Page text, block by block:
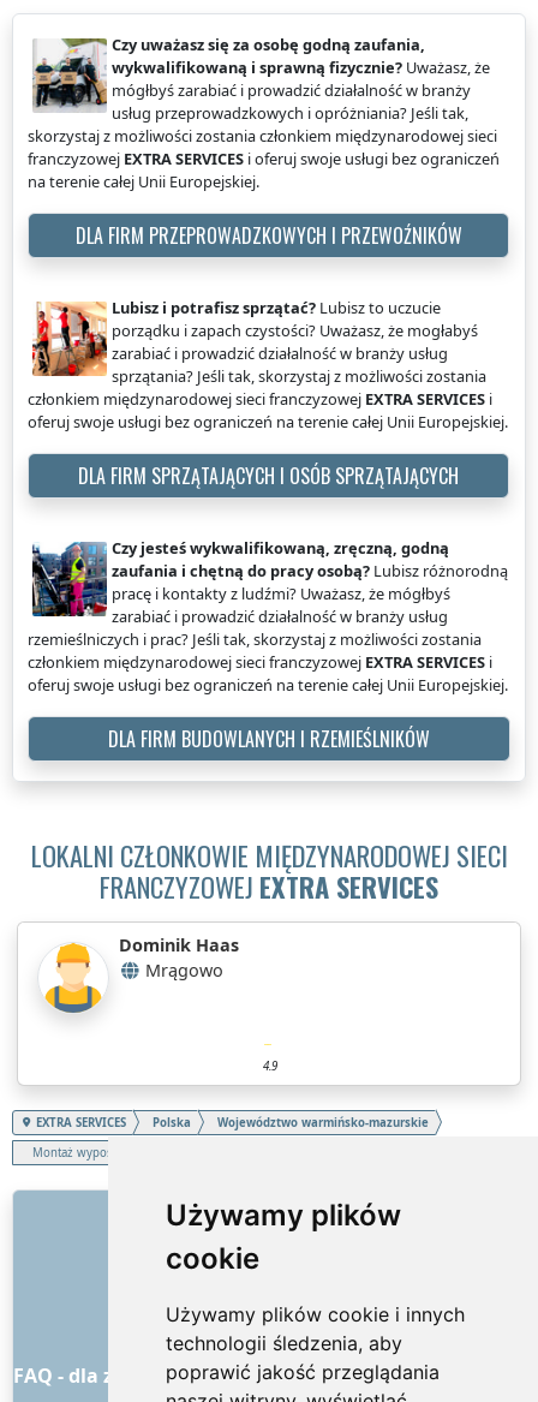
Używamy plików
cookie
Używamy plików cookie i innych
technologii śledzenia, aby
poprawić jakość przeglądania
Czy uważasz się za osobę godną zaufania,
wykwalifikowaną i sprawną fizycznie? Uważasz, że
mógłbyś zarabiać i prowadzić działalność w branży
usług przeprowadzkowych i opróżniania? Jeśli tak,
skorzystaj z możliwości zostania członkiem międzynarodowej sieci
franczyzowej EXTRA SERVICES i oferuj swoje usługi bez ograniczeń
na terenie całej Unii Europejskiej.
DLA FIRM PRZEPROWADZKOWYCH I PRZEWOŹNIKÓW
Lubisz i potrafisz sprzątać? Lubisz to uczucie
porządku i zapach czystości? Uważasz, że mogłabyś
zarabiać i prowadzić działalność w branży usług
sprzątania? Jeśli tak, skorzystaj z możliwości zostania
członkiem międzynarodowej sieci franczyzowej EXTRA SERVICES i
oferuj swoje usługi bez ograniczeń na terenie całej Unii Europejskiej.
DLA FIRM SPRZĄTAJĄCYCH I OSÓB SPRZĄTAJĄCYCH
Czy jesteś wykwalifikowaną, zręczną, godną
zaufania i chętną do pracy osobą? Lubisz różnorodną
pracę i kontakty z ludźmi? Uważasz, że mógłbyś
zarabiać i prowadzić działalność w branży usług
rzemieślniczych i prac? Jeśli tak, skorzystaj z możliwości zostania
członkiem międzynarodowej sieci franczyzowej EXTRA SERVICES i
oferuj swoje usługi bez ograniczeń na terenie całej Unii Europejskiej.
DLA FIRM BUDOWLANYCH I RZEMIEŚLNIKÓW
LOKALNI CZŁONKOWIE MIĘDZYNARODOWEJ SIECI
FRANCZYZOWEJ EXTRA SERVICES
Dominik Haas
Mrągowo
4.9
EXTRA SERVICES Polska
Województwo warmińsko-mazurskie
Montaż wyposażenia domu
LINKI
O nas
Cennik
Ogólne warunki handlowe
FAQ - dla zamawiających
FAQ - dla dostawców usług